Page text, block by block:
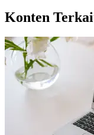
Konten